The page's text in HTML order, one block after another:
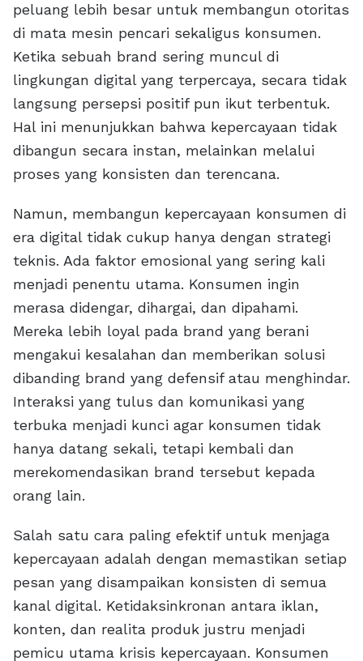
peluang lebih besar untuk membangun otoritas
di mata mesin pencari sekaligus konsumen.
Ketika sebuah brand sering muncul di
lingkungan digital yang terpercaya, secara tidak
langsung persepsi positif pun ikut terbentuk.
Hal ini menunjukkan bahwa kepercayaan tidak
dibangun secara instan, melainkan melalui
proses yang konsisten dan terencana.
Namun, membangun kepercayaan konsumen di
era digital tidak cukup hanya dengan strategi
teknis. Ada faktor emosional yang sering kali
menjadi penentu utama. Konsumen ingin
merasa didengar, dihargai, dan dipahami.
Mereka lebih loyal pada brand yang berani
mengakui kesalahan dan memberikan solusi
dibanding brand yang defensif atau menghindar.
Interaksi yang tulus dan komunikasi yang
terbuka menjadi kunci agar konsumen tidak
hanya datang sekali, tetapi kembali dan
merekomendasikan brand tersebut kepada
orang lain.
Salah satu cara paling efektif untuk menjaga
kepercayaan adalah dengan memastikan setiap
pesan yang disampaikan konsisten di semua
kanal digital. Ketidaksinkronan antara iklan,
konten, dan realita produk justru menjadi
pemicu utama krisis kepercayaan. Konsumen